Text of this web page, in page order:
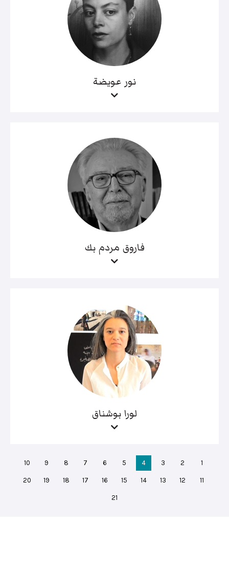
نور عويضة
فاروق مردم بك
لورا بوشناق
1
2
3
4
5
6
7
8
9
10
11
12
13
14
15
16
17
18
19
20
21